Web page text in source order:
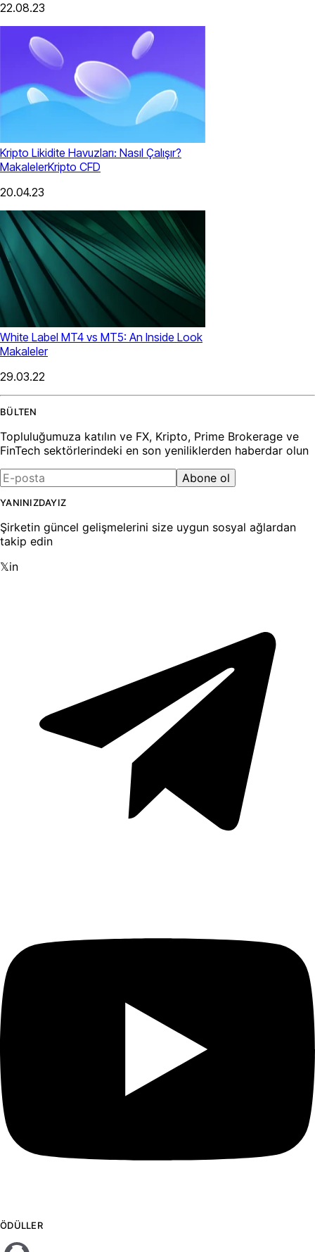
22.08.23
Kripto Likidite Havuzları: Nasıl Çalışır?
MakalelerKripto CFD
20.04.23
White Label MT4 vs MT5: An Inside Look
Makaleler
29.03.22
BÜLTEN
Topluluğumuza katılın ve FX, Kripto, Prime Brokerage ve
FinTech sektörlerindeki en son yeniliklerden haberdar olun
Abone ol
YANINIZDAYIZ
Şirketin güncel gelişmelerini size uygun sosyal ağlardan
takip edin
𝕏in
ÖDÜLLER